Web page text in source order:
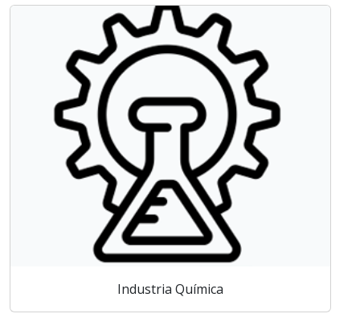
Industria Química